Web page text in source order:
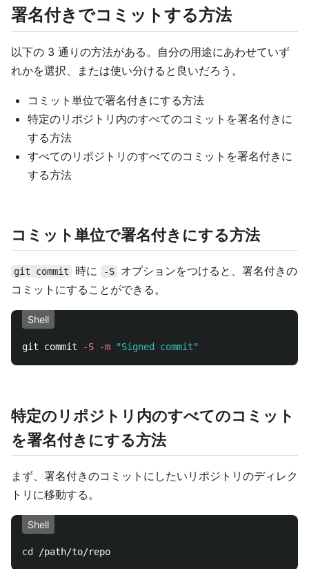
署名付きでコミットする方法
以下の 3 通りの方法がある。自分の用途にあわせていず
れかを選択、または使い分けると良いだろう。
コミット単位で署名付きにする方法
特定のリポジトリ内のすべてのコミットを署名付きに
する方法
すべてのリポジトリのすべてのコミットを署名付きに
する方法
コミット単位で署名付きにする方法
git commit 時に -S
オプションをつけると、署名付きの
コミットにすることができる。
Shell
git commit -S -m "Signed commit"
特定のリポジトリ内のすべてのコミット
を署名付きにする方法
まず、署名付きのコミットにしたいリポジトリのディレク
トリに移動する。
Shell
cd